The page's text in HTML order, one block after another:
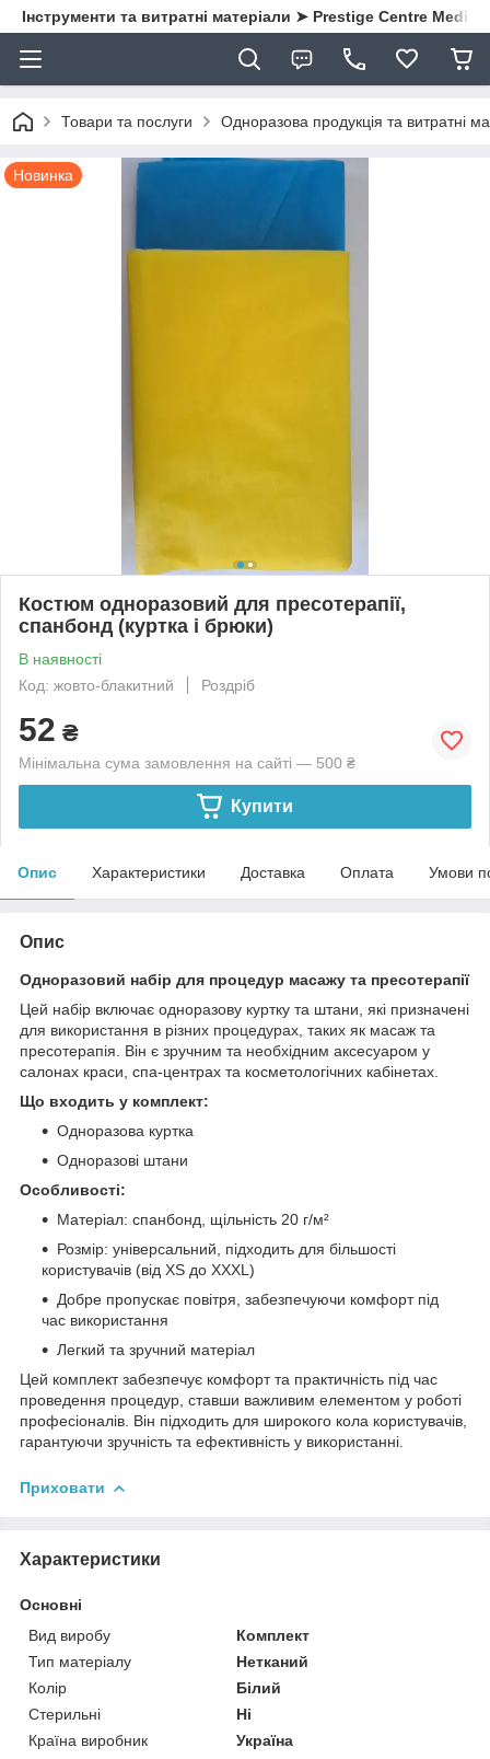
Інструменти та витратні матеріали ➤ Prestige Centre Medical
Товари та послуги Одноразова продукція та витратні
Новинка
Костюм одноразовий для пресотерапії,
спанбонд (куртка і брюки)
В наявності
Код: жовто-блакитний
Роздріб
52 ₴
Мінімальна сума замовлення на сайті — 500 ₴
Купити
Опис Характеристики Доставка Оплата Умови
Опис
Одноразовий набір для процедур масажу та пресотерапії
Цей набір включає одноразову куртку та штани, які призначені
для використання в різних процедурах, таких як масаж та
пресотерапія. Він є зручним та необхідним аксесуаром у
салонах краси, спа-центрах та косметологічних кабінетах.
Що входить у комплект:
Одноразова куртка
Одноразові штани
Особливості:
Матеріал: спанбонд, щільність 20 г/м²
Розмір: універсальний, підходить для більшості
користувачів (від XS до XXXL)
Добре пропускає повітря, забезпечуючи комфорт під
час використання
Легкий та зручний матеріал
Цей комплект забезпечує комфорт та практичність під час
проведення процедур, ставши важливим елементом у роботі
професіоналів. Він підходить для широкого кола користувачів,
гарантуючи зручність та ефективність у використанні.
Приховати
Характеристики
Основні
Вид виробу
Комплект
Тип матеріалу
Нетканий
Колір
Білий
Стерильні
Ні
Країна виробник
Україна